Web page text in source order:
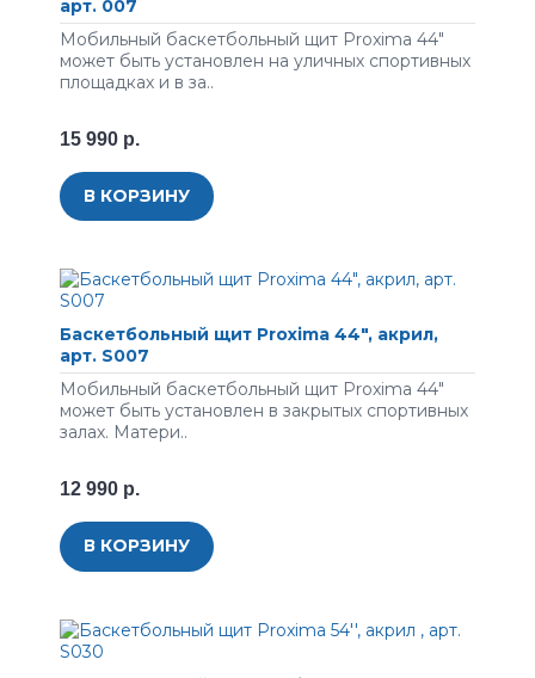
арт. 007
Мобильный баскетбольный щит Proxima 44"
может быть установлен на уличных спортивных
площадках и в за..
15 990 р.
В КОРЗИНУ
Баскетбольный щит Proxima 44", акрил,
арт. S007
Мобильный баскетбольный щит Proxima 44"
может быть установлен в закрытых спортивных
залах. Матери..
12 990 р.
В КОРЗИНУ